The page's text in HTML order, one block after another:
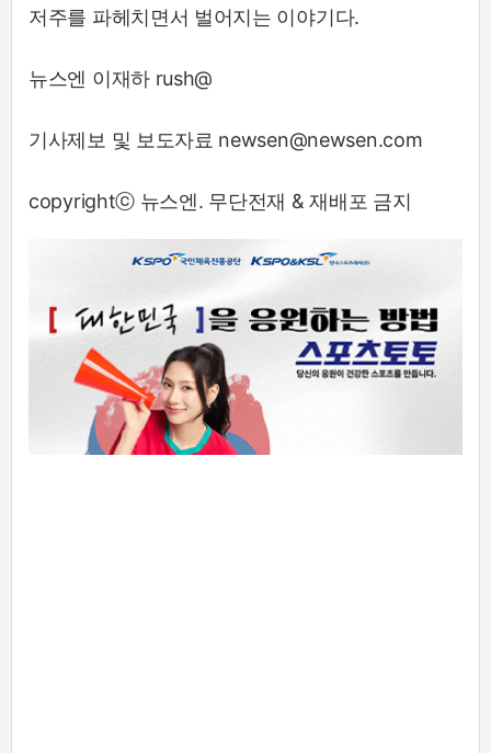
저주를 파헤치면서 벌어지는 이야기다.
뉴스엔 이재하 rush@
기사제보 및 보도자료 newsen@newsen.com
copyrightⓒ 뉴스엔. 무단전재 & 재배포 금지